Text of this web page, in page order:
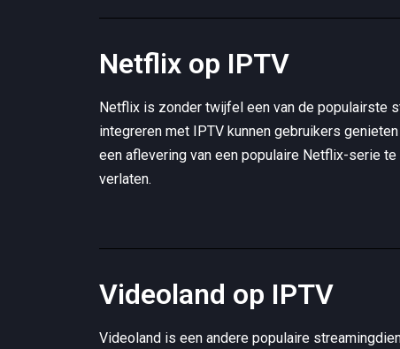
Netflix op IPTV
Netflix is ​​zonder twijfel een van de populairste
integreren met IPTV kunnen gebruikers
een ​​aflevering van een populaire Netflix-serie
verlaten.
Videoland op IPTV
Videoland is een andere populaire